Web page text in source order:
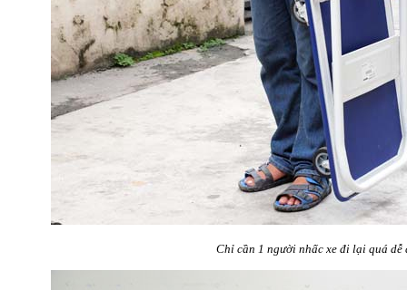
Chỉ cần 1 người nhấc xe đi lại quá dễ